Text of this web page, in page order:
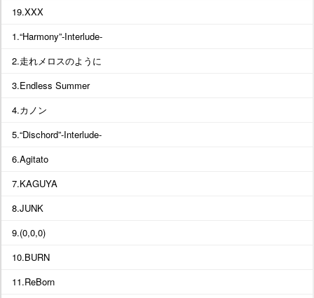
19.XXX
1.“Harmony”-Interlude-
2.走れメロスのように
3.Endless Summer
4.カノン
5.“Dischord”-Interlude-
6.Agitato
7.KAGUYA
8.JUNK
9.(0,0,0)
10.BURN
11.ReBorn